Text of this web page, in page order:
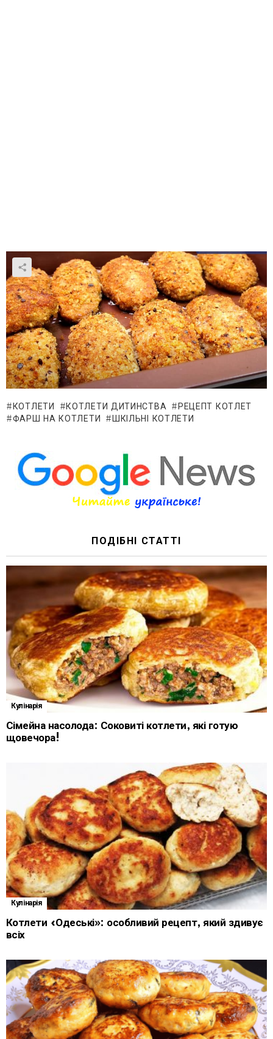
КОТЛЕТИ КОТЛЕТИ ДИТИНСТВА
РЕЦЕПТ КОТЛЕТ
ФАРШ НА КОТЛЕТИ
ШКІЛЬНІ КОТЛЕТИ
ПОДІБНІ СТАТТІ
Кулінарія
Сімейна насолода: Соковиті котлети, які готую
щовечора!
Кулінарія
Котлети «Одеські»: особливий рецепт, який здивує
всіх